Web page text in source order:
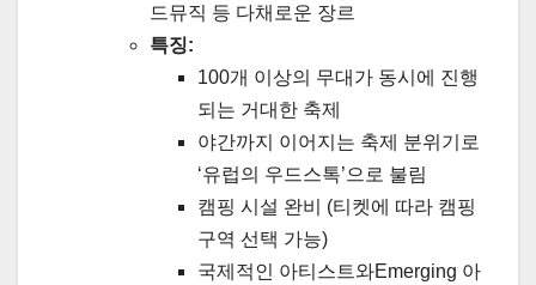
드뮤직 등 다채로운 장르
특징:
100개 이상의 무대가 동시에 진행
되는 거대한 축제
야간까지 이어지는 축제 분위기로
‘유럽의 우드스톡’으로 불림
캠핑 시설 완비 (티켓에 따라 캠핑
구역 선택 가능)
국제적인 아티스트와Emerging 아